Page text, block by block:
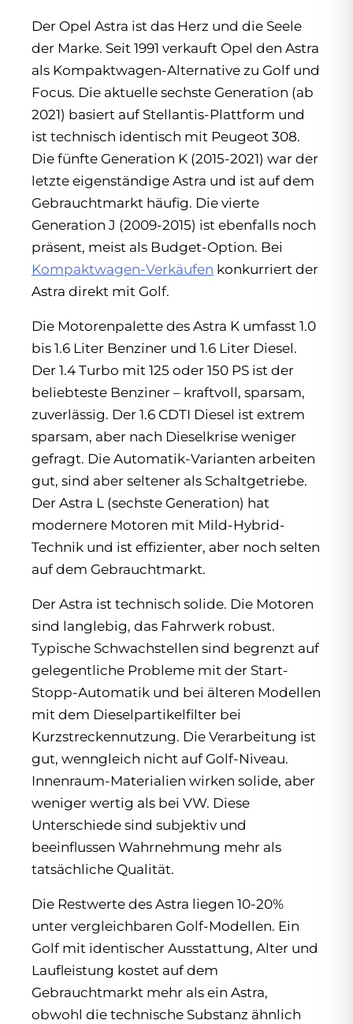
Der Opel Astra ist das Herz und die Seele
der Marke. Seit 1991 verkauft Opel den Astra
als Kompaktwagen-Alternative zu Golf und
Focus. Die aktuelle sechste Generation (ab
2021) basiert auf Stellantis-Plattform und
ist technisch identisch mit Peugeot 308.
Die fünfte Generation K (2015-2021) war der
letzte eigenständige Astra und ist auf dem
Gebrauchtmarkt häufig. Die vierte
Generation J (2009-2015) ist ebenfalls noch
präsent, meist als Budget-Option. Bei
Kompaktwagen-Verkäufen konkurriert der
Astra direkt mit Golf.
Die Motorenpalette des Astra K umfasst 1.0
bis 1.6 Liter Benziner und 1.6 Liter Diesel.
Der 1.4 Turbo mit 125 oder 150 PS ist der
beliebteste Benziner – kraftvoll, sparsam,
zuverlässig. Der 1.6 CDTI Diesel ist extrem
sparsam, aber nach Dieselkrise weniger
gefragt. Die Automatik-Varianten arbeiten
gut, sind aber seltener als Schaltgetriebe.
Der Astra L (sechste Generation) hat
modernere Motoren mit Mild-Hybrid-
Technik und ist effizienter, aber noch selten
auf dem Gebrauchtmarkt.
Der Astra ist technisch solide. Die Motoren
sind langlebig, das Fahrwerk robust.
Typische Schwachstellen sind begrenzt auf
gelegentliche Probleme mit der Start-
Stopp-Automatik und bei älteren Modellen
mit dem Dieselpartikelfilter bei
Kurzstreckennutzung. Die Verarbeitung ist
gut, wenngleich nicht auf Golf-Niveau.
Innenraum-Materialien wirken solide, aber
weniger wertig als bei VW. Diese
Unterschiede sind subjektiv und
beeinflussen Wahrnehmung mehr als
tatsächliche Qualität.
Die Restwerte des Astra liegen 10-20%
unter vergleichbaren Golf-Modellen. Ein
Golf mit identischer Ausstattung, Alter und
Laufleistung kostet auf dem
Gebrauchtmarkt mehr als ein Astra,
obwohl die technische Substanz ähnlich